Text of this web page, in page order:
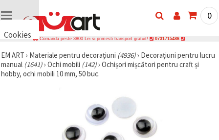
Cookies
vrem să vă
oferim
câteva
cookie -uri.
0
Comanda peste 3800 Lei si primesti transport gratuit! 0731715486
EM ART › Materiale pentru decorațiuni (4936)› Decorațiuni pentru lucru
manual (1641)› Ochi mobili (142)› Ochișori mișcători pentru craft și
hobby, ochi mobili 10 mm, 50 buc.